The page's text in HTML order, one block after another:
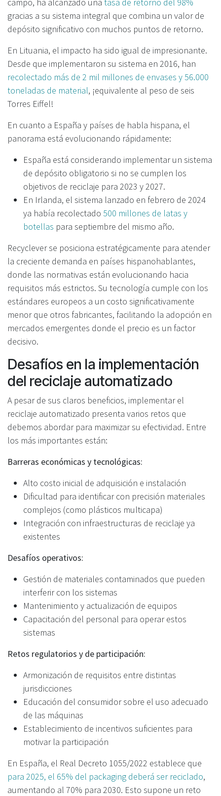
gracias a su sistema integral que combina un valor de
depósito significativo con muchos puntos de retorno.
En Lituania, el impacto ha sido igual de impresionante.
Desde que implementaron su sistema en 2016, han
recolectado más de 2 mil millones de envases y 56.000
toneladas de material, ¡equivalente al peso de seis
Torres Eiffel!
En cuanto a España y países de habla hispana, el
panorama está evolucionando rápidamente:
España está considerando implementar un sistema
de depósito obligatorio si no se cumplen los
objetivos de reciclaje para 2023 y 2027.
En Irlanda, el sistema lanzado en febrero de 2024
ya había recolectado 500 millones de latas y
botellas para septiembre del mismo año.
Recyclever se posiciona estratégicamente para atender
la creciente demanda en países hispanohablantes,
donde las normativas están evolucionando hacia
requisitos más estrictos. Su tecnología cumple con los
estándares europeos a un costo significativamente
menor que otros fabricantes, facilitando la adopción en
mercados emergentes donde el precio es un factor
decisivo.
Desafíos en la implementación
del reciclaje automatizado
A pesar de sus claros beneficios, implementar el
reciclaje automatizado presenta varios retos que
debemos abordar para maximizar su efectividad. Entre
los más importantes están:
Barreras económicas y tecnológicas:
Alto costo inicial de adquisición e instalación
Dificultad para identificar con precisión materiales
complejos (como plásticos multicapa)
Integración con infraestructuras de reciclaje ya
existentes
Desafíos operativos:
Gestión de materiales contaminados que pueden
interferir con los sistemas
Mantenimiento y actualización de equipos
Capacitación del personal para operar estos
sistemas
Retos regulatorios y de participación:
Armonización de requisitos entre distintas
jurisdicciones
Educación del consumidor sobre el uso adecuado
de las máquinas
Establecimiento de incentivos suficientes para
motivar la participación
En España, el Real Decreto 1055/2022 establece que
para 2025, el 65% del packaging deberá ser reciclado,
aumentando al 70% para 2030. Esto supone un reto